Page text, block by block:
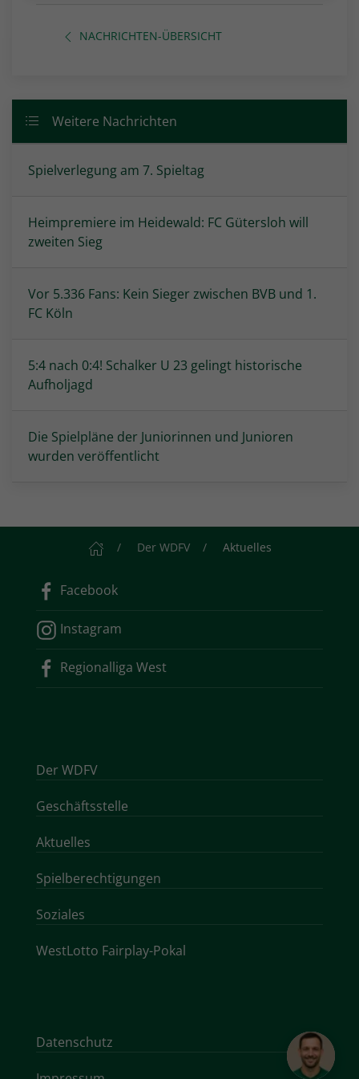
NACHRICHTEN-ÜBERSICHT
Weitere Nachrichten
Spielverlegung am 7. Spieltag
Heimpremiere im Heidewald: FC Gütersloh will
zweiten Sieg
Vor 5.336 Fans: Kein Sieger zwischen BVB und 1.
FC Köln
5:4 nach 0:4! Schalker U 23 gelingt historische
Aufholjagd
Die Spielpläne der Juniorinnen und Junioren
wurden veröffentlicht
StartseiteDer WDFV Aktuelles
Facebook
Instagram
Regionalliga West
Der WDFV
Geschäftsstelle
Aktuelles
Spielberechtigungen
Soziales
WestLotto Fairplay-Pokal
Datenschutz